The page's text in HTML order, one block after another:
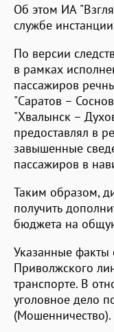
Об этом ИА
службе
По версии
в рамках
пассажиров
"Саратов –
"Хвалынск –
предоставлял в
завышенные
пассажиров в
Таким образом,
получить
бюджета на
Указанные факты
Приволжского
транспорте. В
уголовное дело
(Мошенничество).